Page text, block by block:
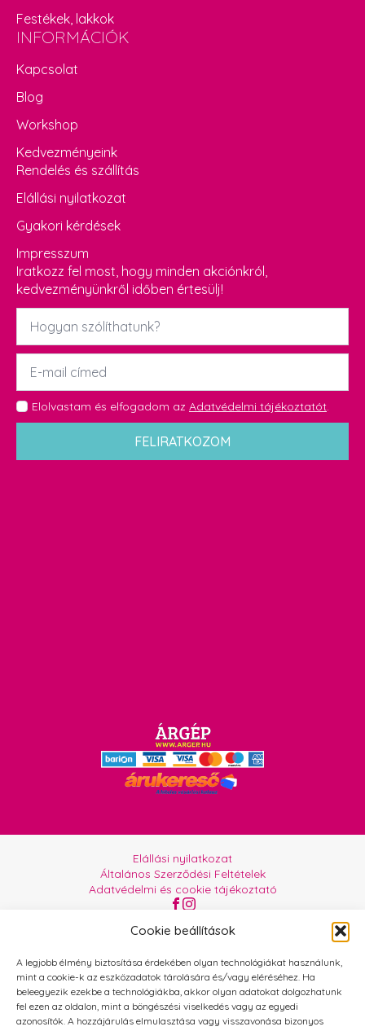
Cookie beállítások
A legjobb élmény biztosítása érdekében olyan technológiákat használunk,
mint a cookie-k az eszközadatok tárolására és/vagy eléréséhez. Ha
beleegyezik ezekbe a technológiákba, akkor olyan adatokat dolgozhatunk
fel ezen az oldalon, mint a böngészési viselkedés vagy az egyedi
azonosítók. A hozzájárulás elmulasztása vagy visszavonása bizonyos
Festékek, lakkok
INFORMÁCIÓK
Kapcsolat
Blog
Workshop
Kedvezményeink
Rendelés és szállítás
Elállási nyilatkozat
Gyakori kérdések
Impresszum
Iratkozz fel most, hogy minden akciónkról,
kedvezményünkről időben értesülj!
Név
Email
GDPR
*
Elolvastam és elfogadom az Adatvédelmi tájékoztatót.
FELIRATKOZOM
Elállási nyilatkozat
Általános Szerződési Feltételek
Adatvédelmi és cookie tájékoztató